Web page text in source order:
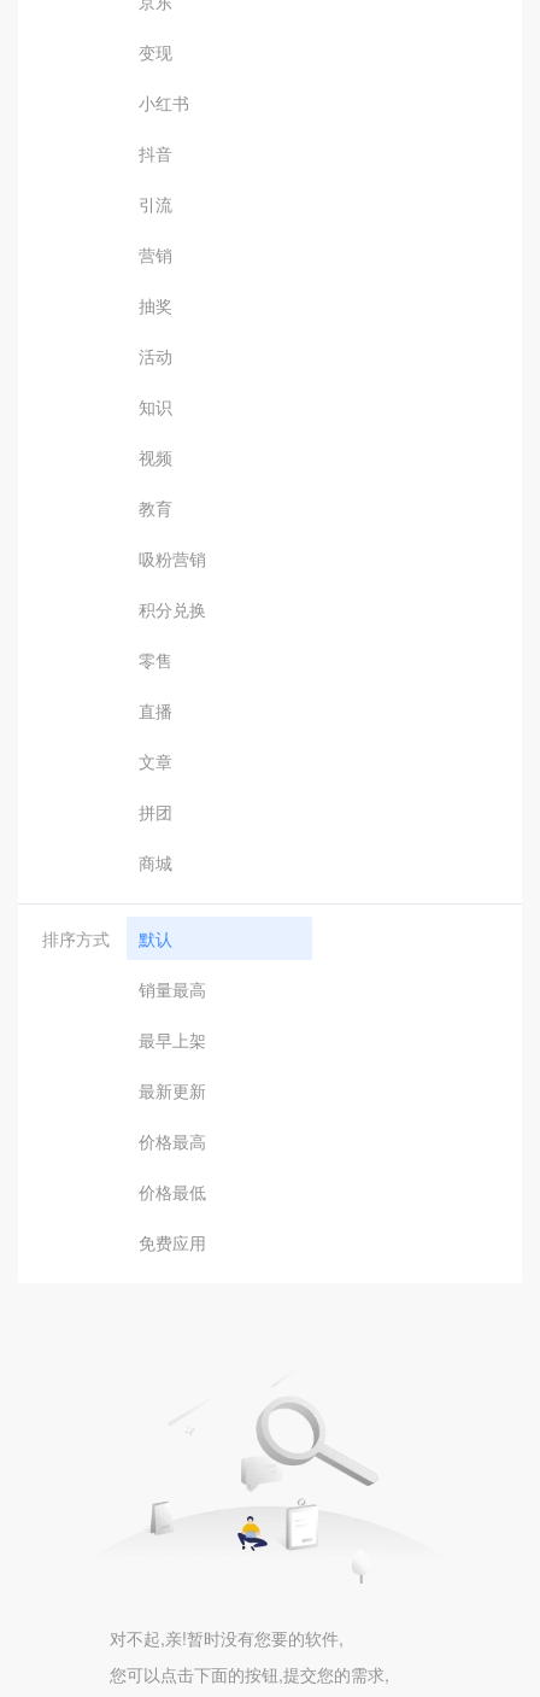
变现
小红书
抖音
引流
营销
抽奖
活动
知识
视频
教育
吸粉营销
积分兑换
零售
直播
文章
拼团
商城
排序方式 默认
销量最高
最早上架
最新更新
价格最高
价格最低
免费应用
对不起,亲!暂时没有您要的软件,
您可以点击下面的按钮,提交您的需求,